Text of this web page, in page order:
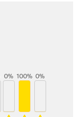
0% 100% 0%